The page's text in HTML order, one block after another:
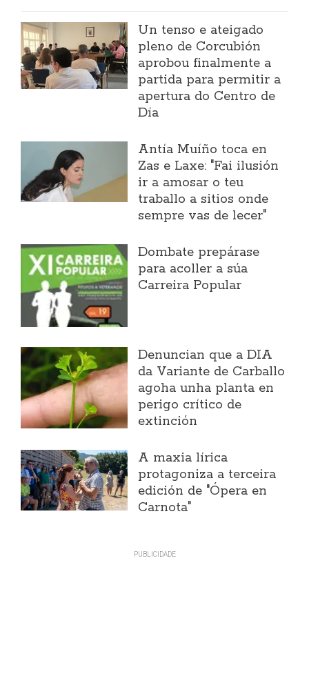
Un tenso e ateigado
pleno de Corcubión
aprobou finalmente a
partida para permitir a
apertura do Centro de
Día
Antía Muíño toca en
Zas e Laxe: "Fai ilusión
ir a amosar o teu
traballo a sitios onde
sempre vas de lecer"
Dombate prepárase
para acoller a súa
Carreira Popular
Denuncian que a DIA
da Variante de Carballo
agoha unha planta en
perigo crítico de
extinción
A maxia lírica
protagoniza a terceira
edición de "Ópera en
Carnota"